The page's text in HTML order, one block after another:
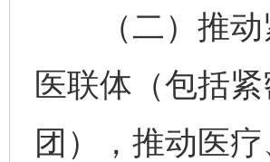
（二）推动
医联体（包括
团），推动医